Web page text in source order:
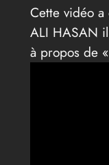
Cette vidéo a
ALI HASAN
à propos de